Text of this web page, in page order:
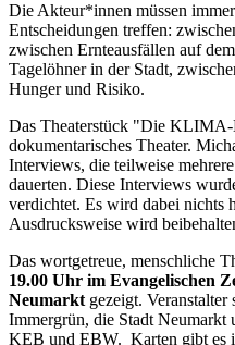
Die Akteur*innen müssen
Entscheidungen treffen:
zwischen Ernteausfällen auf
Tagelöhner in der Stadt,
Hunger und Risiko.
Das Theaterstück "Die
dokumentarisches Theater.
Interviews, die teilweise
dauerten. Diese Interviews
verdichtet. Es wird dabei nichts
Ausdrucksweise wird
Das wortgetreue, menschliche
19.00 Uhr im Evangelischen
Neumarktgezeigt. Veranstalter
Immergrün, die Stadt
KEB und EBW. Karten gibt es